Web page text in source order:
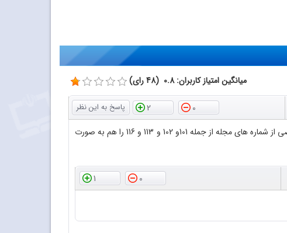
میانگین امتیاز کاربران: 0.8 (48 رای)
0
2
با سلام و عرض احترام سپاس فراوان از اینکه فایل پی دی اف مجلات رشد آموزش شیمی را در اختیار دوستداران قرار داده اید لطفا بعضی از شماره های مجله از جمله 101و 102 و 113 و 116 را هم به صورت
0
1